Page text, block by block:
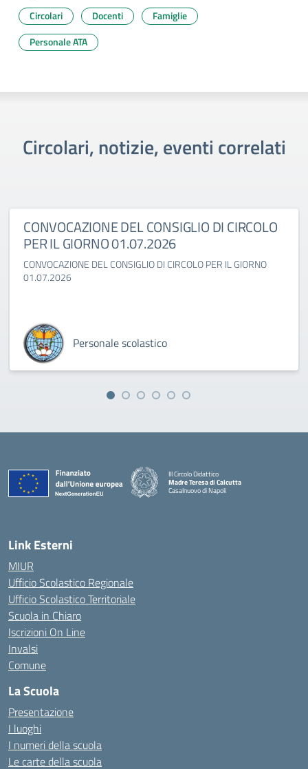
Circolari Docenti
Famiglie
Personale ATA
Circolari, notizie, eventi correlati
CONVOCAZIONE DEL CONSIGLIO DI CIRCOLO
PER IL GIORNO 01.07.2026
CONVOCAZIONE DEL CONSIGLIO DI CIRCOLO PER IL GIORNO
01.07.2026
Personale scolastico
III Circolo Didattico
Madre Teresa di Calcutta
Casalnuovo di Napoli
— Visita la pagina iniziale della scuola
Link Esterni
MIUR
Ufficio Scolastico Regionale
Ufficio Scolastico Territoriale
Scuola in Chiaro
Iscrizioni On Line
Invalsi
Comune
La Scuola
Presentazione
I luoghi
I numeri della scuola
Le carte della scuola